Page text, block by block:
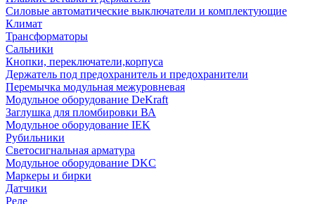
Силовые автоматические выключатели и комплектующие
Климат
Трансформаторы
Сальники
Кнопки, переключатели,корпуса
Держатель под предохранитель и предохранители
Перемычка модульная межуровневая
Модульное оборудование DeKraft
Заглушка для пломбировки ВА
Модульное оборудование IEK
Рубильники
Светосигнальная арматура
Модульное оборудование DKC
Маркеры и бирки
Датчики
Реле